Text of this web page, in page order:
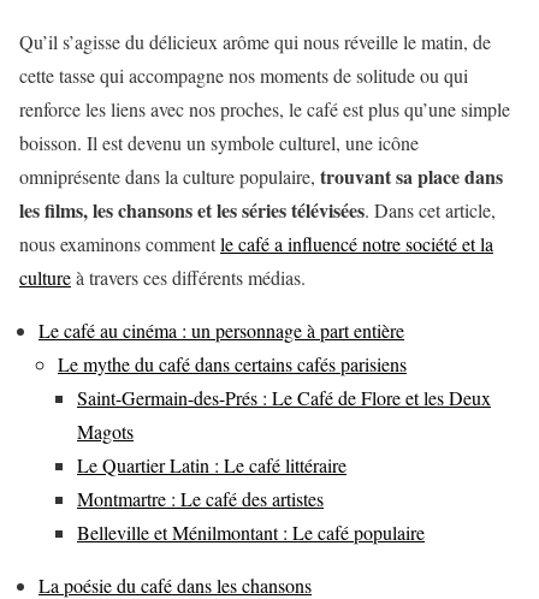
Qu’il s’agisse du délicieux arôme qui nous réveille le matin, de
cette tasse qui accompagne nos moments de solitude ou qui
renforce les liens avec nos proches, le café est plus qu’une simple
boisson. Il est devenu un symbole culturel, une icône
omniprésente dans la culture populaire, trouvant sa place dans
les films, les chansons et les séries télévisées. Dans cet article,
nous examinons commentle café a influencé notre société et la
cultureà travers ces différents médias.
Le café au cinéma : un personnage à part entière
Le mythe du café dans certains cafés parisiens
Saint-Germain-des-Prés : Le Café de Flore et les Deux
Magots
Le Quartier Latin : Le café littéraire
Montmartre : Le café des artistes
Belleville et Ménilmontant : Le café populaire
La poésie du café dans les chansons